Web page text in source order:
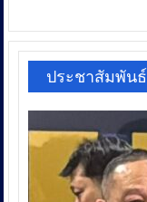
ประชาสัมพันธ์